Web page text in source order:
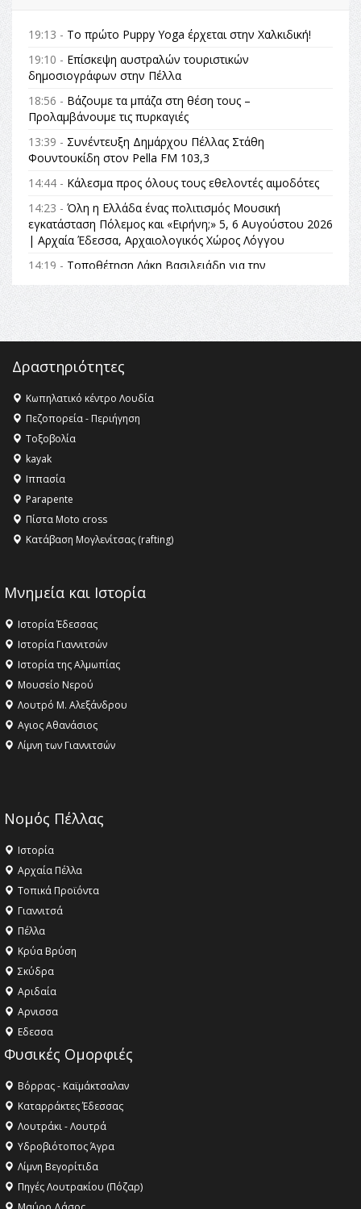
19:13 - Το πρώτο Puppy Yoga έρχεται στην Χαλκιδική!
19:10 - Επίσκεψη αυστραλών τουριστικών
δημοσιογράφων στην Πέλλα
18:56 - Βάζουμε τα μπάζα στη θέση τους –
Προλαμβάνουμε τις πυρκαγιές
13:39 - Συνέντευξη Δημάρχου Πέλλας Στάθη
Φουντουκίδη στον Pella FM 103,3
14:44 - Κάλεσμα προς όλους τους εθελοντές αιμοδότες
14:23 - Όλη η Ελλάδα ένας πολιτισμός Μουσική
εγκατάσταση Πόλεμος και «Ειρήνη;» 5, 6 Αυγούστου 2026
| Αρχαία Έδεσσα, Αρχαιολογικός Χώρος Λόγγου
14:19 - Τοποθέτηση Λάκη Βασιλειάδη για την
Αναθεώρηση του Συντάγματος: «Σε τέτοιες κορυφαίες
θεσμικές διαδικασίες υπάρχει μόνο η ευθύνη απέναντι
στις επόμενες γενιές»
16:35 -Το πρόγραμμα του ΠΑΟΚ στον δεύτερο γύρο του
16:27 - Όλυμπος: Εντάχθηκε στον Κατάλογο Παγκόσμιας
Κληρονομιάς της UNESCO – Ομόφωνη η απόφαση Ο
Όλυμπος αναγνωρίστηκε ως φυσικό και πολιτιστικό
αγαθό εξέχουσας οικουμενικής αξίας για την
ανθρωπότητα
16:18 -
ΣΤΗΝ ΕΔΕΣΣΑ
Δραστηριότητες
Κωπηλατικό κέντρο Λουδία
Πεζοπορεία - Περιήγηση
Τοξοβολία
kayak
Ιππασία
Parapente
Πίστα Moto cross
Κατάβαση Μογλενίτσας (rafting)
Μνημεία και Ιστορία
Ιστορία Έδεσσας
Ιστορία Γιαννιτσών
Ιστορία της Αλμωπίας
Μουσείο Νερού
Λουτρό Μ. Αλεξάνδρου
Αγιος Αθανάσιος
Λίμνη των Γιαννιτσών
Νομός Πέλλας
Ιστορία
Αρχαία Πέλλα
Τοπικά Προϊόντα
Γιαννιτσά
Πέλλα
Κρύα Βρύση
Σκύδρα
Αριδαία
Aρνισσα
Eδεσσα
Φυσικές Ομορφιές
Βόρρας - Καϊμάκτσαλαν
Καταρράκτες Έδεσσας
Λουτράκι - Λουτρά
Υδροβιότοπος Άγρα
Λίμνη Βεγορίτιδα
Πηγές Λουτρακίου (Πόζαρ)